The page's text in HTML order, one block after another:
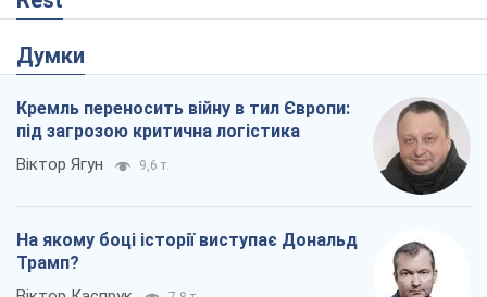
Думки
Кремль переносить війну в тил Європи:
під загрозою критична логістика
Віктор Ягун 9,6 т.
На якому боці історії виступає Дональд
Трамп?